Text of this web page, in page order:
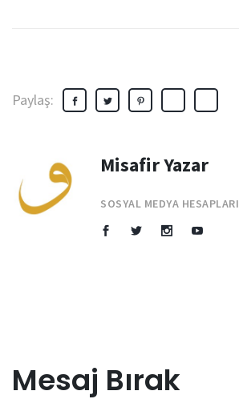
Paylaş:
Misafir Yazar
SOSYAL MEDYA HESAPLARI
Mesaj Bırak